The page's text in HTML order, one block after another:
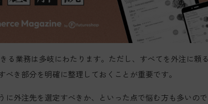
る業務は多岐にわたります。ただし、すべてを外注に頼る
き部分を明確に整理しておくことが重要です。
に外注先を選定すべきか、といった点で悩む方も多いので